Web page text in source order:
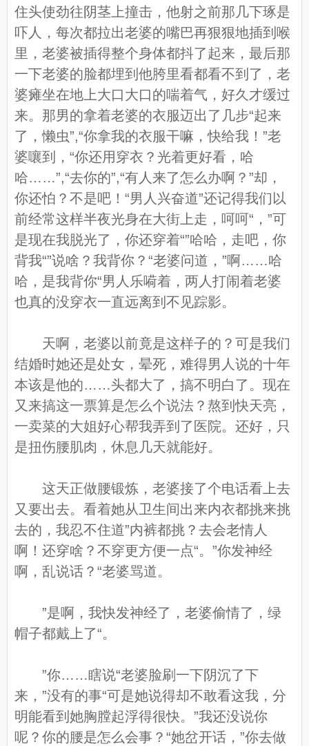
住头使劲往阴茎上撞击，他射之前那几下琢是
吓人，每次都拉出老婆的嘴巴再狠狠地插到喉
里，老婆被插得整个身体都抖了起来，最后那
一下老婆的脸都埋到他胯里看都看不到了，老
婆瘫坐在地上大口大口的喘着气，好久才缓过
来。那男的拿着老婆的衣服迈出了几步“起来
了，懒虫”,“你拿我的衣服干嘛，快给我！”老
婆嚷到，“你还用穿衣？光着更好看，哈
哈……”,“去你的”,“有人来了怎么办啊？”却，
你还怕？不是吧！“男人兴奋道”还记得我们以
前经常这样半夜光身在大街上走，呵呵“，”可
是现在我脱光了，你还穿着“”哈哈，走吧，你
背我“”说啥？我背你？“老婆问道，”啊……哈
哈，是我背你“男人乐嗬着，两人打闹着老婆
也真的没穿衣一直远离到不见踪影。
天啊，老婆以前竟是这样子的？可是我们
结婚时她还是处女，晕死，难得男人说的十年
本该是他的……头都大了，搞不明白了。现在
又来搞这一票算是怎么个说法？熬到快天亮，
一卖菜的大姐好心帮我弄到了医院。还好，只
是扭伤腰肌肉，休息几天就能好。
这天正做腰锻炼，老婆接了个电话看上去
又要出去。看着她从卫生间出来内衣都挑来挑
去的，我忍不住道”内裤都挑？去会老情人
啊！还穿啥？不穿更方便一点“。”你发神经
啊，乱说话？“老婆骂道。
”是啊，我快发神经了，老婆偷情了，绿
帽子都戴上了“。
”你……瞎说“老婆脸刷一下阴沉了下
来，”没有的事“可是她说得却不敢看这我，分
明能看到她胸膛起浮得很快。”我还没说你
呢？你的腰是怎么会事？“她岔开话，”你去做